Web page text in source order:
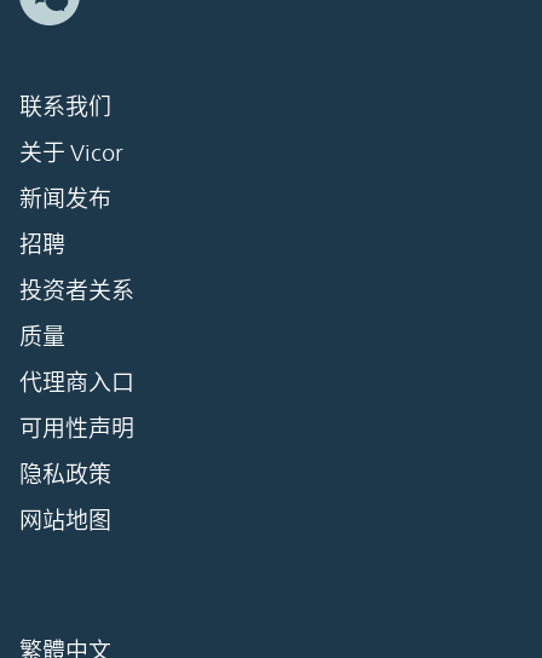
联系我们
关于 Vicor
新闻发布
招聘
投资者关系
质量
代理商入口
可用性声明
隐私政策
网站地图
繁體中文